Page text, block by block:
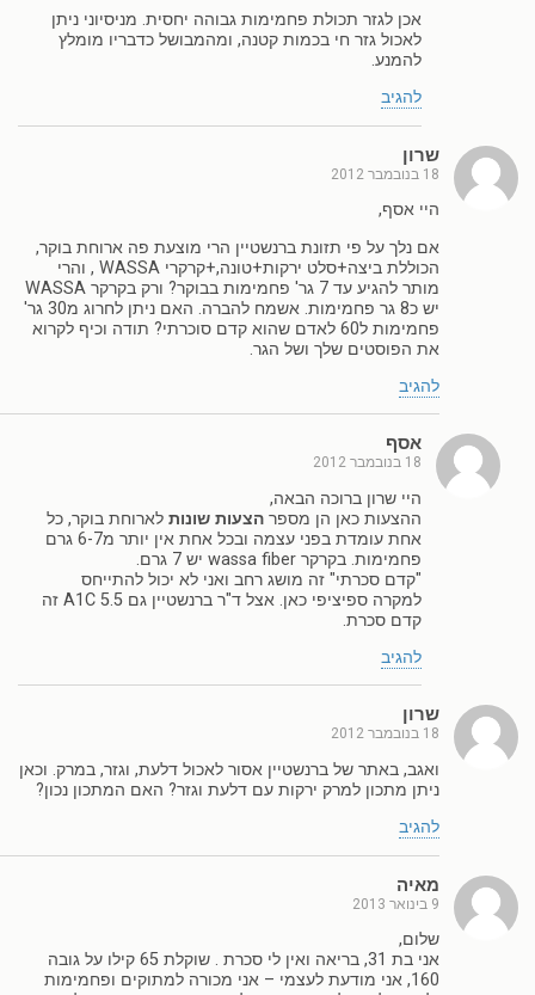
אכן לגזר תכולת פחמימות גבוהה יחסית. מניסיוני ניתן
לאכול גזר חי בכמות קטנה, ומהמבושל כדבריו מומלץ
להמנע.
להגיב
שרון
18 בנובמבר 2012
היי אסף,
אם נלך על פי תזונת ברנשטיין הרי מוצעת פה ארוחת בוקר,
הכוללת ביצה+סלט ירקות+טונה,+קרקרי WASSA , והרי
מותר להגיע עד 7 גר' פחמימות בבוקר? ורק בקרקר WASSA
יש כ8 גר פחמימות. אשמח להברה. האם ניתן לחרוג מ30 גר'
פחמימות ל60 לאדם שהוא קדם סוכרתי? תודה וכיף לקרוא
את הפוסטים שלך ושל הגר.
להגיב
אסף
18 בנובמבר 2012
היי שרון ברוכה הבאה,
ההצעות כאן הן מספר הצעות שונות לארוחת בוקר, כל
אחת עומדת בפני עצמה ובכל אחת אין יותר מ6-7 גרם
פחמימות. בקרקר wassa fiber יש 7 גרם.
"קדם סכרתי" זה מושג רחב ואני לא יכול להתייחס
למקרה ספיציפי כאן. אצל ד"ר ברנשטיין גם A1C 5.5 זה
קדם סכרת.
להגיב
שרון
18 בנובמבר 2012
ואגב, באתר של ברנשטיין אסור לאכול דלעת, וגזר, במרק. וכאן
ניתן מתכון למרק ירקות עם דלעת וגזר? האם המתכון נכון?
להגיב
מאיה
9 בינואר 2013
שלום,
אני בת 31, בריאה ואין לי סכרת . שוקלת 65 קילו על גובה
160, אני מודעת לעצמי – אני מכורה למתוקים ופחמימות